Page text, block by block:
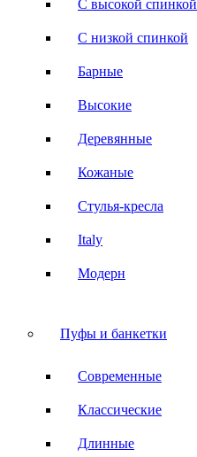
С высокой спинкой
С низкой спинкой
Барные
Высокие
Деревянные
Кожаные
Стулья-кресла
Italy
Модерн
Пуфы и банкетки
Современные
Классические
Длинные